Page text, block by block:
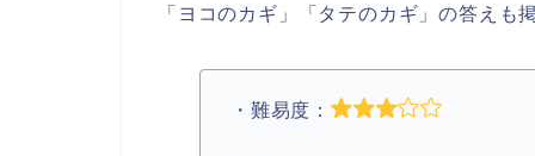
「ヨコのカギ」「タテのカギ」の答え
・難易度：